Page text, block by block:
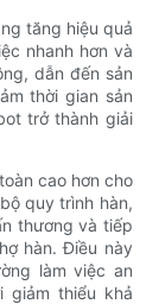
tăng hiệu quả
nhanh hơn và
dẫn đến sản
thời gian sản
trở thành giải
cao hơn cho
quy trình hàn,
thương và tiếp
hàn. Điều này
làm việc an
giảm thiểu khả